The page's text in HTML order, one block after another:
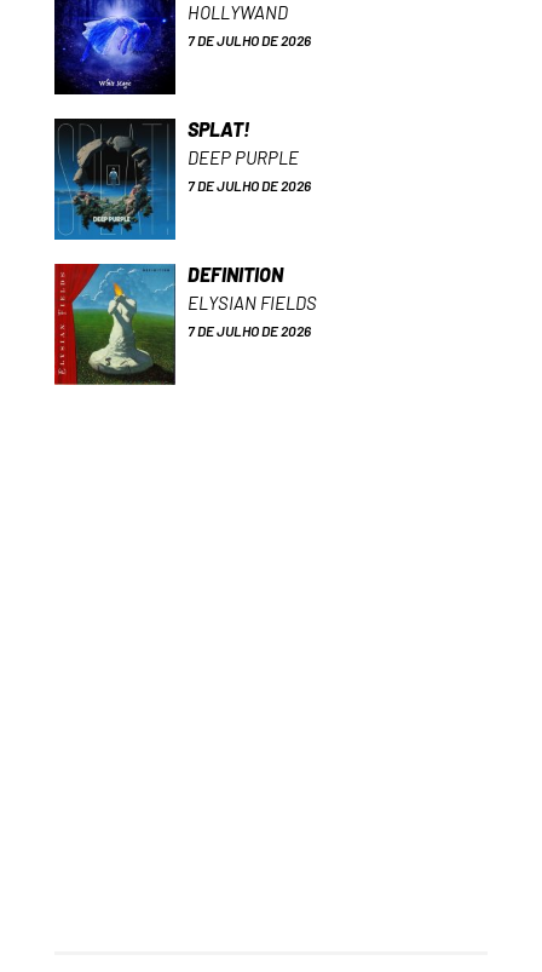
HOLLYWAND
7 DE JULHO DE 2026
SPLAT!
DEEP PURPLE
7 DE JULHO DE 2026
DEFINITION
ELYSIAN FIELDS
7 DE JULHO DE 2026